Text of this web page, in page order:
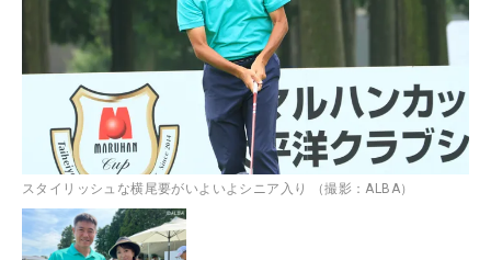
スタイリッシュな横尾要がいよいよシニア入り （撮影：ALBA）